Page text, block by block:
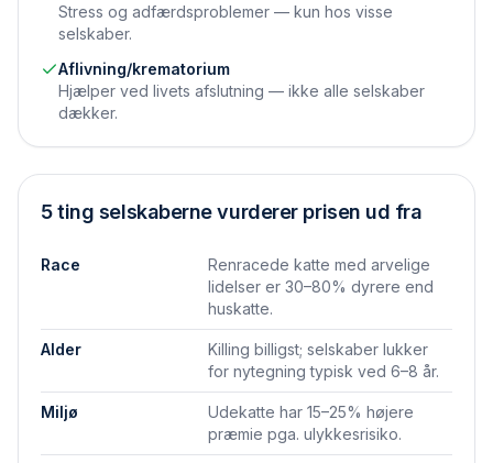
Stress og adfærdsproblemer — kun hos visse
selskaber.
Aflivning/krematorium
Hjælper ved livets afslutning — ikke alle selskaber
dækker.
5 ting selskaberne vurderer prisen ud fra
Race
Renracede katte med arvelige
lidelser er 30–80% dyrere end
huskatte.
Alder
Killing billigst; selskaber lukker
for nytegning typisk ved 6–8 år.
Miljø
Udekatte har 15–25% højere
præmie pga. ulykkesrisiko.